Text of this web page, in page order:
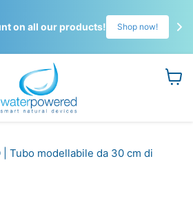
on all our products! Shop now!
Gli
Tubo modellabile da 30 cm di